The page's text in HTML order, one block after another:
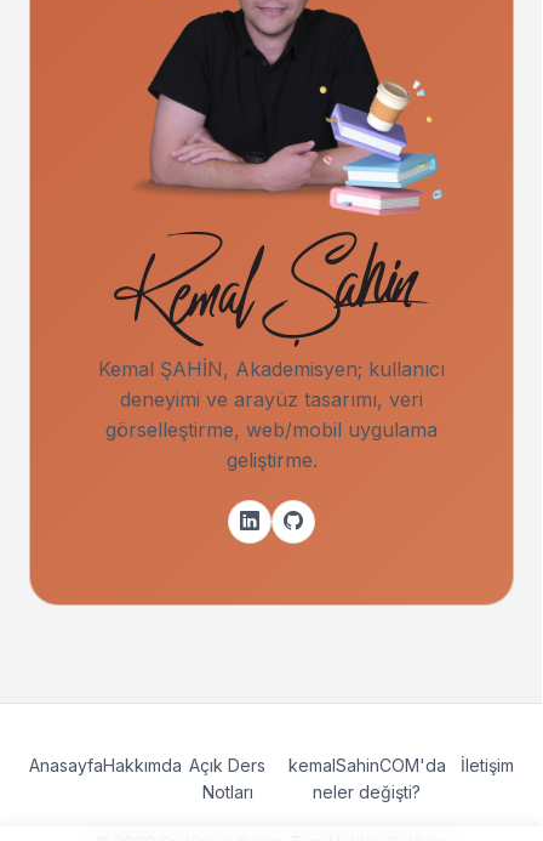
Kemal ŞAHİN, Akademisyen; kullanıcı
deneyimi ve arayüz tasarımı, veri
görselleştirme, web/mobil uygulama
geliştirme.
AnasayfaHakkımda Açık Ders
Notları
kemalSahinCOM'da
neler değişti?
İletişim